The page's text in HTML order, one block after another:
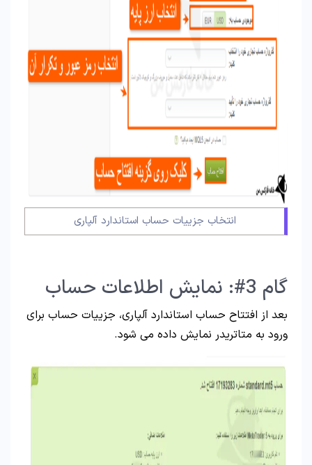
انتخاب جزییات حساب استاندارد آلپاری
گام 3#: نمایش اطلاعات حساب
بعد از افتتاح حساب استاندارد آلپاری، جزییات حساب برای
ورود به متاتریدر نمایش داده می شود.